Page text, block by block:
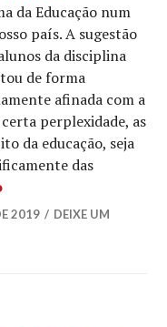
da Educação num
país. A sugestão
da disciplina
de forma
afinada com a
perplexidade, as
da educação, seja
das
Dossiê Reverso:
2019
DEIXE UM